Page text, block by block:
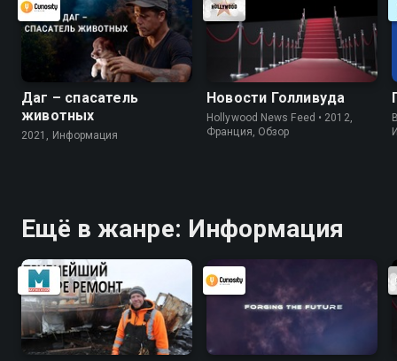
Даг – спасатель
животных
2021, Информация
Новости Голливуда
Hollywood News Feed • 2012,
Франция, Обзор
Ещё в жанре: Информация